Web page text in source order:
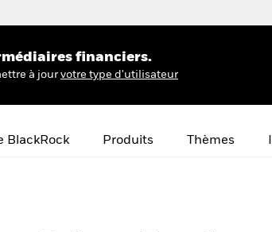
financiers.
à jour votre type d'utilisateur
BlackRock Produits Thèmes